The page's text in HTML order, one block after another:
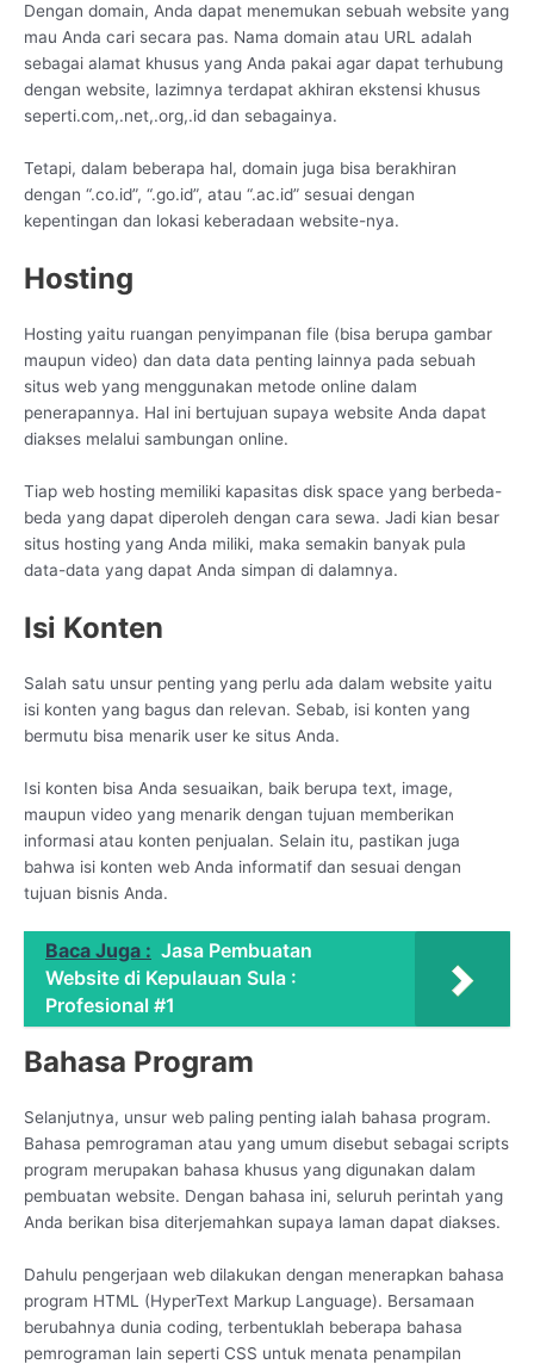
Dengan domain, Anda dapat menemukan sebuah website yang
mau Anda cari secara pas. Nama domain atau URL adalah
sebagai alamat khusus yang Anda pakai agar dapat terhubung
dengan website, lazimnya terdapat akhiran ekstensi khusus
seperti.com,.net,.org,.id dan sebagainya.
Tetapi, dalam beberapa hal, domain juga bisa berakhiran
dengan “.co.id”, “.go.id”, atau “.ac.id” sesuai dengan
kepentingan dan lokasi keberadaan website-nya.
Hosting
Hosting yaitu ruangan penyimpanan file (bisa berupa gambar
maupun video) dan data data penting lainnya pada sebuah
situs web yang menggunakan metode online dalam
penerapannya. Hal ini bertujuan supaya website Anda dapat
diakses melalui sambungan online.
Tiap web hosting memiliki kapasitas disk space yang berbeda-
beda yang dapat diperoleh dengan cara sewa. Jadi kian besar
situs hosting yang Anda miliki, maka semakin banyak pula
data-data yang dapat Anda simpan di dalamnya.
Isi Konten
Salah satu unsur penting yang perlu ada dalam website yaitu
isi konten yang bagus dan relevan. Sebab, isi konten yang
bermutu bisa menarik user ke situs Anda.
Isi konten bisa Anda sesuaikan, baik berupa text, image,
maupun video yang menarik dengan tujuan memberikan
informasi atau konten penjualan. Selain itu, pastikan juga
bahwa isi konten web Anda informatif dan sesuai dengan
tujuan bisnis Anda.
Baca Juga : Jasa Pembuatan
Website di Kepulauan Sula :
Profesional #1
Bahasa Program
Selanjutnya, unsur web paling penting ialah bahasa program.
Bahasa pemrograman atau yang umum disebut sebagai scripts
program merupakan bahasa khusus yang digunakan dalam
pembuatan website. Dengan bahasa ini, seluruh perintah yang
Anda berikan bisa diterjemahkan supaya laman dapat diakses.
Dahulu pengerjaan web dilakukan dengan menerapkan bahasa
program HTML (HyperText Markup Language). Bersamaan
berubahnya dunia coding, terbentuklah beberapa bahasa
pemrograman lain seperti CSS untuk menata penampilan